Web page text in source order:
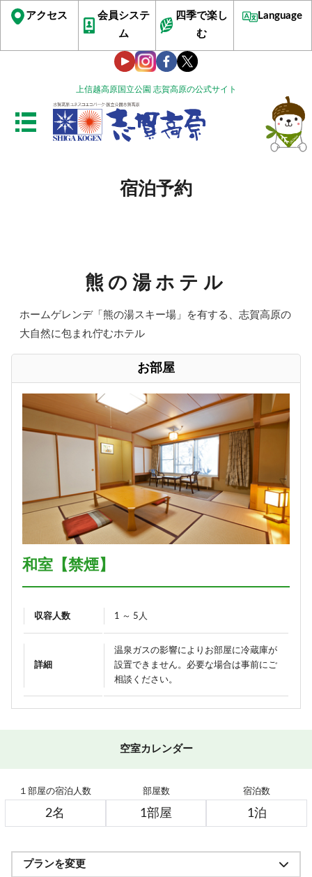
上信越高原国立公園 志賀高原の公式サイト
アクセス
会員システ
ム
四季で楽し
む
Language
宿泊予約
熊の湯ホテル
ホームゲレンデ「熊の湯スキー場」を有する、志賀高原の
大自然に包まれ佇むホテル
お部屋
和室【禁煙】
収容人数 1 ～ 5人
詳細
温泉ガスの影響によりお部屋に冷蔵庫が
設置できません。必要な場合は事前にご
相談ください。
空室カレンダー
１部屋の宿泊人数 部屋数 宿泊数
プランを変更